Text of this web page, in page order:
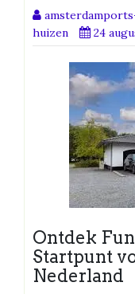
huizen
24
Ontdek
Startpunt
Nederland